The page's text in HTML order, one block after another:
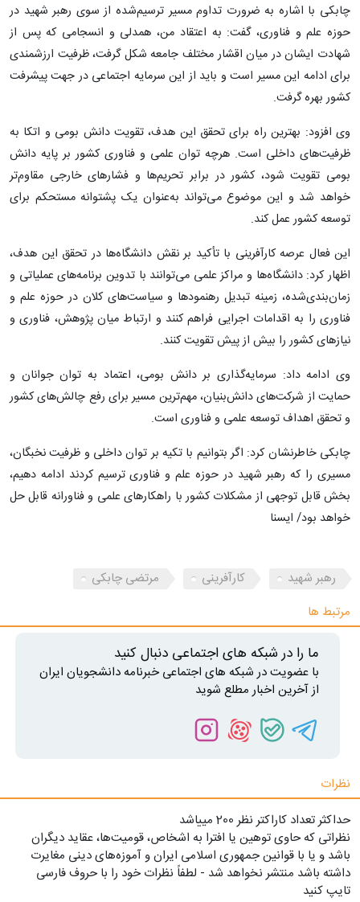
چابکی با اشاره به ضرورت تداوم مسیر ترسیم‌شده از سوی رهبر شهید در
حوزه علم و فناوری، گفت: به اعتقاد من، همدلی و انسجامی که پس از
شهادت ایشان در میان اقشار مختلف جامعه شکل گرفت، ظرفیت ارزشمندی
برای ادامه این مسیر است و باید از این سرمایه اجتماعی در جهت پیشرفت
کشور بهره گرفت.
وی افزود: بهترین راه برای تحقق این هدف، تقویت دانش بومی و اتکا به
ظرفیت‌های داخلی است. هرچه توان علمی و فناوری کشور بر پایه دانش
بومی تقویت شود، کشور در برابر تحریم‌ها و فشارهای خارجی مقاوم‌تر
خواهد شد و این موضوع می‌تواند به‌عنوان یک پشتوانه مستحکم برای
توسعه کشور عمل کند.
این فعال عرصه کارآفرینی با تأکید بر نقش دانشگاه‌ها در تحقق این هدف،
اظهار کرد: دانشگاه‌ها و مراکز علمی می‌توانند با تدوین برنامه‌های عملیاتی و
زمان‌بندی‌شده، زمینه تبدیل رهنمودها و سیاست‌های کلان در حوزه علم و
فناوری را به اقدامات اجرایی فراهم کنند و ارتباط میان پژوهش، فناوری و
نیازهای کشور را بیش از پیش تقویت کنند.
وی ادامه داد: سرمایه‌گذاری بر دانش بومی، اعتماد به توان جوانان و
حمایت از شرکت‌های دانش‌بنیان، مهم‌ترین مسیر برای رفع چالش‌های کشور
و تحقق اهداف توسعه علمی و فناوری است.
چابکی خاطرنشان کرد: اگر بتوانیم با تکیه بر توان داخلی و ظرفیت نخبگان،
مسیری را که رهبر شهید در حوزه علم و فناوری ترسیم کردند ادامه دهیم،
بخش قابل توجهی از مشکلات کشور با راهکارهای علمی و فناورانه قابل حل
خواهد بود/ ایسنا
رهبر شهید کارآفرینی
مرتضی چابکی
مرتبط ها
ما را در شبکه های اجتماعی دنبال کنید
با عضویت در شبکه های اجتماعی خبرنامه دانشجویان ایران
از آخرین اخبار مطلع شوید
نظرات
حداکثر تعداد کاراکتر نظر 200 ميياشد
نظراتی که حاوی توهین یا افترا به اشخاص، قومیت‌ها، عقاید دیگران
باشد و یا با قوانین جمهوری اسلامی ایران و آموزه‌های دینی مغایرت
داشته باشد منتشر نخواهد شد - لطفاً نظرات خود را با حروف فارسی
تایپ کنید